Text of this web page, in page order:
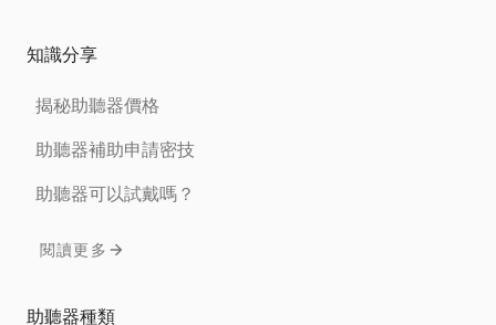
知識分享
揭秘助聽器價格
助聽器補助申請密技
助聽器可以試戴嗎？
閱讀更多
助聽器種類